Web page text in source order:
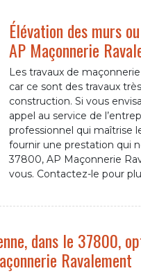
Élévation des murs
AP Maçonnerie
Les travaux de
car ce sont des travaux
construction. Si vous
appel au service de
professionnel qui maîtrise
fournir une prestation qui
37800, AP Maçonnerie
vous. Contactez-le pour
dans le 37800,
Ravalement